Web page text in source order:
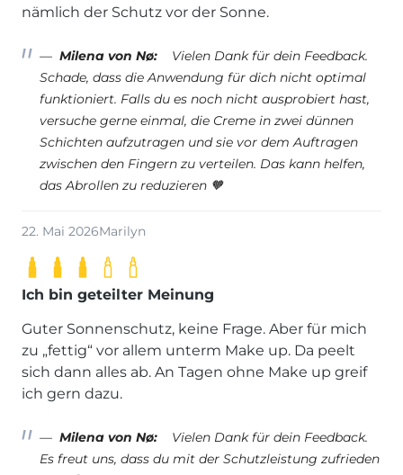
nämlich der Schutz vor der Sonne.
Milena von Nø:
Vielen Dank für dein Feedback.
Schade, dass die Anwendung für dich nicht optimal
funktioniert. Falls du es noch nicht ausprobiert hast,
versuche gerne einmal, die Creme in zwei dünnen
Schichten aufzutragen und sie vor dem Auftragen
zwischen den Fingern zu verteilen. Das kann helfen,
das Abrollen zu reduzieren 🧡
22. Mai 2026Marilyn
Ich bin geteilter Meinung
Guter Sonnenschutz, keine Frage. Aber für mich
zu „fettig“ vor allem unterm Make up. Da peelt
sich dann alles ab. An Tagen ohne Make up greif
ich gern dazu.
Milena von Nø:
Vielen Dank für dein Feedback.
Es freut uns, dass du mit der Schutzleistung zufrieden